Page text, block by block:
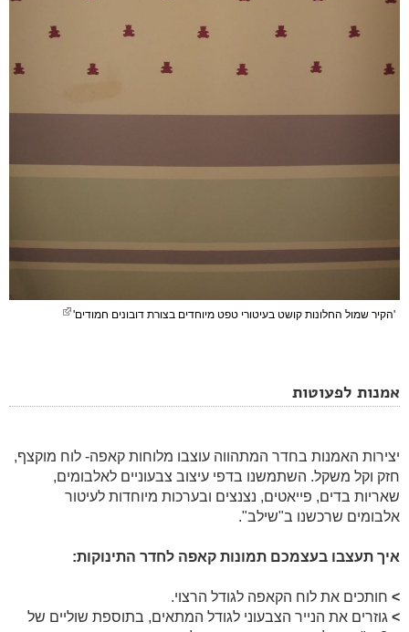
'הקיר שמול החלונות קושט בעיטורי טפט מיוחדים בצורת דובונים חמודים'
אמנות לפעוטות
יצירות האמנות בחדר המתהווה עוצבו מלוחות קאפה- לוח מוקצף,
חזק וקל משקל. השתמשנו בדפי עיצוב צבעוניים לאלבומים,
שאריות בדים, פייאטים, נצנצים ובערכות מיוחדות לעיטור
אלבומים שרכשנו ב"שילב".
איך תעצבו בעצמכם תמונות קאפה לחדר התינוקות:
> חותכים את לוח הקאפה לגודל הרצוי.
> גוזרים את הנייר הצבעוני לגודל המתאים, בתוספת שוליים של